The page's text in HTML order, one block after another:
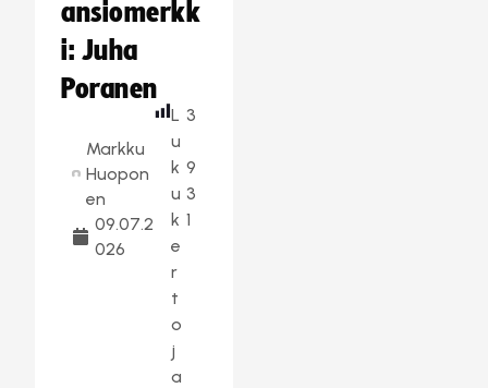
ansiomerkk
i: Juha
Poranen
Markku
Huopon
en
09.07.2
026
L
u
k
u
k
e
r
t
o
j
a
3
9
3
1